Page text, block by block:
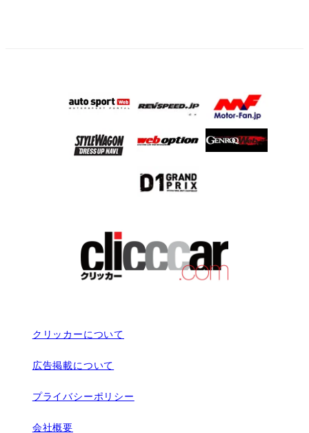
クリッカーについて
広告掲載について
プライバシーポリシー
会社概要